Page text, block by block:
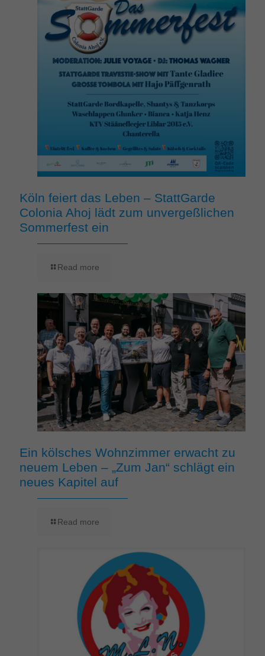
Köln feiert das Leben – StattGarde
Colonia Ahoj lädt zum unvergeßlichen
Sommerfest ein
Read more
Ein kölsches Wohnzimmer erwacht zu
neuem Leben – „Zum Jan“ schlägt ein
neues Kapitel auf
Read more